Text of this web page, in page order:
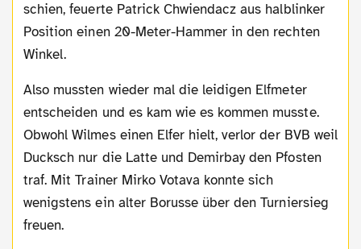
schien, feuerte Patrick Chwiendacz aus halblinker
Position einen 20-Meter-Hammer in den rechten
Winkel.
Also mussten wieder mal die leidigen Elfmeter
entscheiden und es kam wie es kommen musste.
Obwohl Wilmes einen Elfer hielt, verlor der BVB weil
Ducksch nur die Latte und Demirbay den Pfosten
traf. Mit Trainer Mirko Votava konnte sich
wenigstens ein alter Borusse über den Turniersieg
freuen.